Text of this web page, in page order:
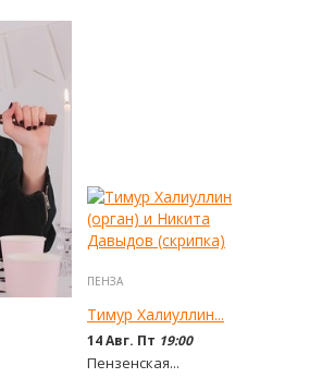
ПЕНЗА
Тимур Халиуллин...
14 Авг. Пт 19:00
Пензенская...